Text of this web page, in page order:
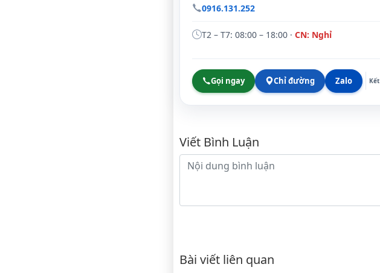
0916.131.252
T2 – T7: 08:00 – 18:00 · CN: Nghỉ
Gọi ngay Chỉ đường Zalo
Bình luận
Viết Bình Luận
Nội dung bình luận
Bài viết liên quan